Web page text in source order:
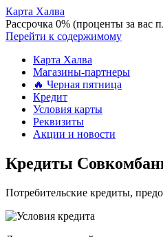
Карта Халва
Рассрочка 0% (проценты за вас
Перейти к содержимому
Карта Халва
Магазины-партнеры
🔥 Черная пятница
Кредит
Условия карты
Реквизиты
Акции и новости
Кредиты
Потребительские кредиты,